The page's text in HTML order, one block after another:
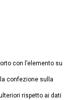
con l’elemento su
confezione sulla
rispetto ai dati